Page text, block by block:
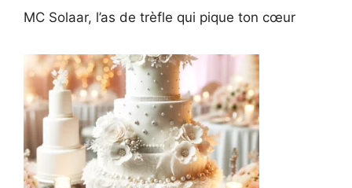
MC Solaar, l’as de trèfle qui pique ton cœur